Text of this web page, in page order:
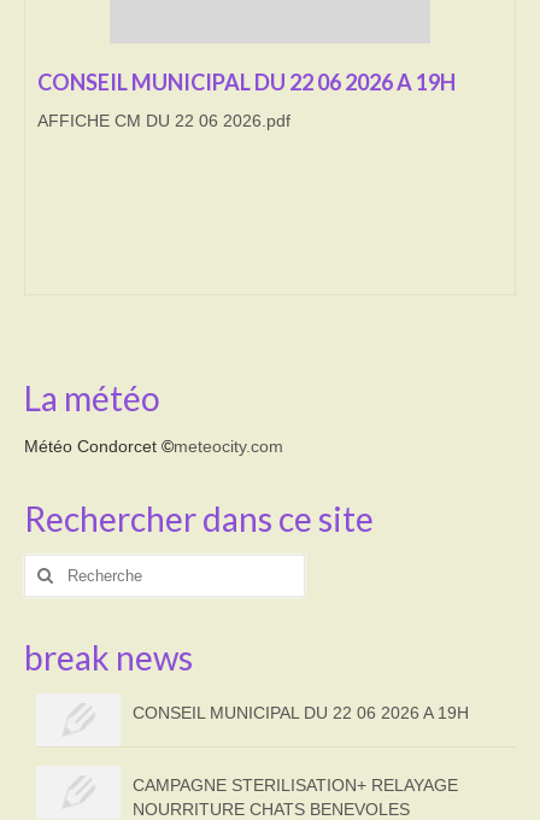
Cimetière
CONSEIL MUNICIPAL DU 22 06 2026 A 19H
AFFICHE CM DU 22 06 2026.pdf
La météo
Météo Condorcet ©meteocity.com
Rechercher dans ce site
Rechercher
break news
CONSEIL MUNICIPAL DU 22 06 2026 A 19H
CAMPAGNE STERILISATION+ RELAYAGE
NOURRITURE CHATS BENEVOLES